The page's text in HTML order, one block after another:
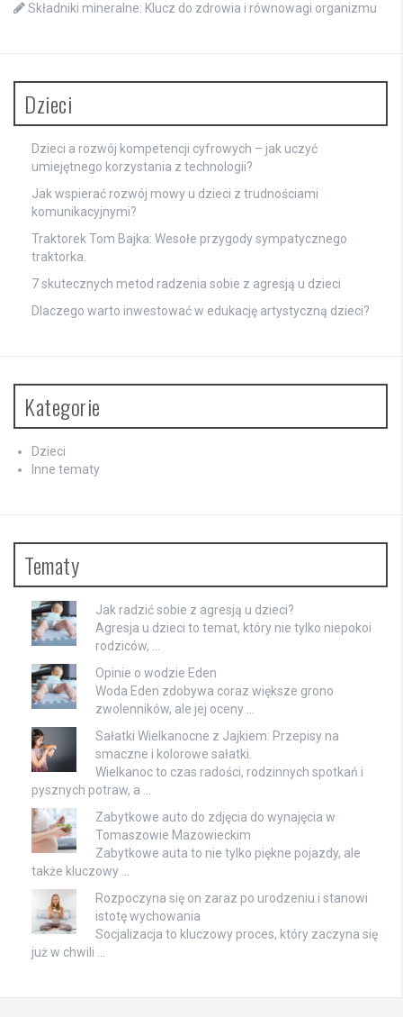
Składniki mineralne: Klucz do zdrowia i równowagi organizmu
Dzieci
Dzieci a rozwój kompetencji cyfrowych – jak uczyć
umiejętnego korzystania z technologii?
Jak wspierać rozwój mowy u dzieci z trudnościami
komunikacyjnymi?
Traktorek Tom Bajka: Wesołe przygody sympatycznego
traktorka.
7 skutecznych metod radzenia sobie z agresją u dzieci
Dlaczego warto inwestować w edukację artystyczną dzieci?
Kategorie
Dzieci
Inne tematy
Tematy
Jak radzić sobie z agresją u dzieci?
Agresja u dzieci to temat, który nie tylko niepokoi
rodziców, …
Opinie o wodzie Eden
Woda Eden zdobywa coraz większe grono
zwolenników, ale jej oceny …
Sałatki Wielkanocne z Jajkiem: Przepisy na
smaczne i kolorowe sałatki.
Wielkanoc to czas radości, rodzinnych spotkań i
pysznych potraw, a …
Zabytkowe auto do zdjęcia do wynajęcia w
Tomaszowie Mazowieckim
Zabytkowe auta to nie tylko piękne pojazdy, ale
także kluczowy …
Rozpoczyna się on zaraz po urodzeniu i stanowi
istotę wychowania
Socjalizacja to kluczowy proces, który zaczyna się
już w chwili …